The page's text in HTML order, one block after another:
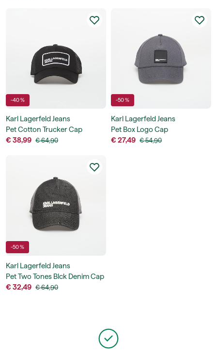
-40 %
Karl Lagerfeld Jeans
Pet Cotton Trucker Cap
€ 38,99 € 64,90
-50 %
Karl Lagerfeld Jeans
Pet Box Logo Cap
€ 27,49 € 54,90
-50 %
Karl Lagerfeld Jeans
Pet Two Tones Blck Denim Cap
€ 32,49 € 64,90